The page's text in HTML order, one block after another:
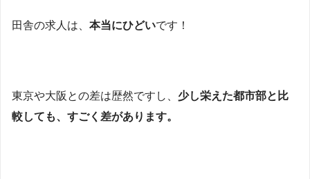
田舎の求人は、 本当にひどいです！
東京や大阪との差は歴然ですし、 少し栄えた都市部と比
較しても、すごく差があります。